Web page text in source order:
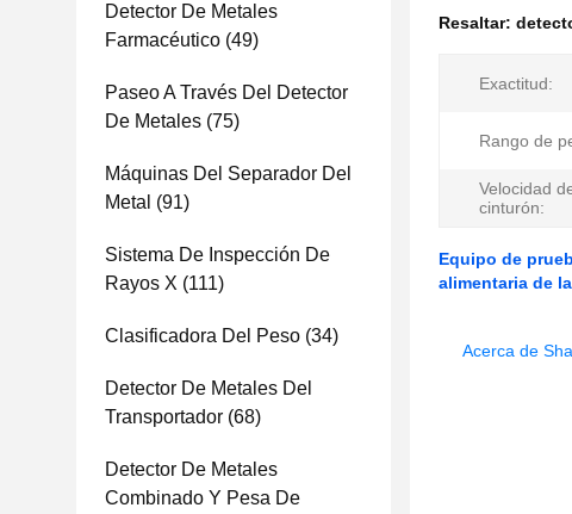
Detector De Metales
Farmacéutico (49)
Paseo A Través Del Detector
De Metales (75)
Máquinas Del Separador Del
Metal (91)
Sistema De Inspección De
Rayos X (111)
Clasificadora Del Peso (34)
Detector De Metales Del
Transportador (68)
Detector De Metales
Combinado Y Pesa De
Resaltar:
Exactitud:
Rango de
Velocidad
cinturón:
Equipo de
alimentaria de
Acerca de